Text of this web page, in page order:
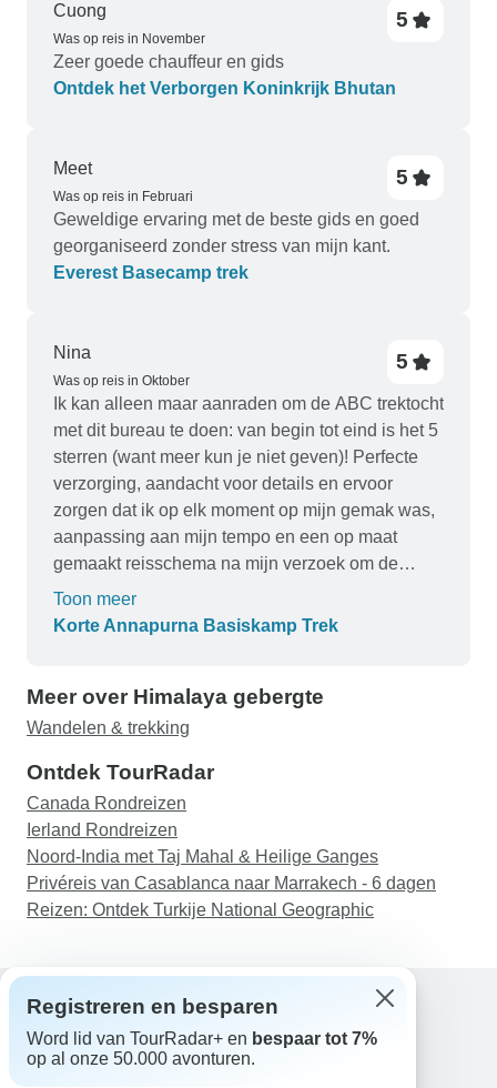
Cuong
Was op reis in November
5
Zeer goede chauffeur en gids
Ontdek het Verborgen Koninkrijk Bhutan
Meet
Was op reis in Februari
5
Geweldige ervaring met de beste gids en goed
georganiseerd zonder stress van mijn kant.
Everest Basecamp trek
Nina
Was op reis in Oktober
5
Ik kan alleen maar aanraden om de ABC trektocht
met dit bureau te doen: van begin tot eind is het 5
sterren (want meer kun je niet geven)! Perfecte
verzorging, aandacht voor details en ervoor
zorgen dat ik op elk moment op mijn gemak was,
aanpassing aan mijn tempo en een op maat
gemaakt reisschema na mijn verzoek om de
voorlaatste dag te verlengen om mezelf fysiek
nog een laatste keer te pushen. De landschappen
ervaring onvergetelijk maakte!
Toon meer
Korte Annapurna Basiskamp Trek
Meer over Himalaya gebergte
Wandelen & trekking
Ontdek TourRadar
Canada Rondreizen
Ierland Rondreizen
Noord-India met Taj Mahal & Heilige Ganges
Privéreis van Casablanca naar Marrakech - 6 dagen
Reizen: Ontdek Turkije National Geographic
Hulp
Neem contact met ons op
Registreren en besparen
Word lid van TourRadar+ en bespaar tot 7%
op al onze 50.000 avonturen.